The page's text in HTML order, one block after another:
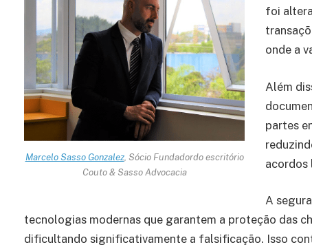
Marcelo Sasso Gonzalez, Sócio Fundadordo escritório
Couto & Sasso Advocacia
foi
onde a
Além
partes
acordos
A
tecnologias modernas que garantem a proteção das
dificultando significativamente a falsificação. Isso